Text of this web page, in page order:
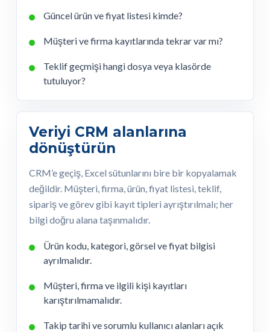
Güncel ürün ve fiyat listesi kimde?
Müşteri ve firma kayıtlarında tekrar var mı?
Teklif geçmişi hangi dosya veya klasörde
tutuluyor?
Veriyi CRM alanlarına
dönüştürün
CRM’e geçiş, Excel sütunlarını bire bir kopyalamak
değildir. Müşteri, firma, ürün, fiyat listesi, teklif,
sipariş ve görev gibi kayıt tipleri ayrıştırılmalı; her
bilgi doğru alana taşınmalıdır.
Ürün kodu, kategori, görsel ve fiyat bilgisi
ayrılmalıdır.
Müşteri, firma ve ilgili kişi kayıtları
karıştırılmamalıdır.
Takip tarihi ve sorumlu kullanıcı alanları açık